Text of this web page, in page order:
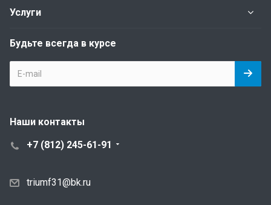
Услуги
Будьте всегда в курсе
Наши контакты
+7 (812) 245-61-91
triumf31@bk.ru